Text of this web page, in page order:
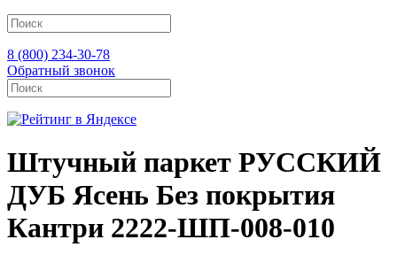
8 (800) 234-30-78
Обратный звонок
Штучный паркет РУССКИЙ
ДУБ Ясень Без покрытия
Кантри 2222-ШП-008-010